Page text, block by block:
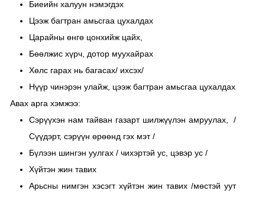
Биеийн халуун нэмэгдэх
Цээж багтран амьсгаа цухалдах
Царайны өнгө цонхийж цайх,
Бөөлжис хүрч, дотор муухайрах
Хөлс гарах нь багасах/ ихсэх/
Нүүр чинэрэн улайж, цээж багтран амьсгаа цухалдах
Авах арга хэмжээ:
Сэрүүхэн нам тайван газарт шилжүүлэн амруулах, /
Сүүдэрт, сэрүүн өрөөнд гэх мэт /
Бүлээн шингэн уулгах / чихэртэй ус, цэвэр ус /
Хүйтэн жин тавих
Арьсны нимгэн хэсэгт хүйтэн жин тавих /мөстэй уут